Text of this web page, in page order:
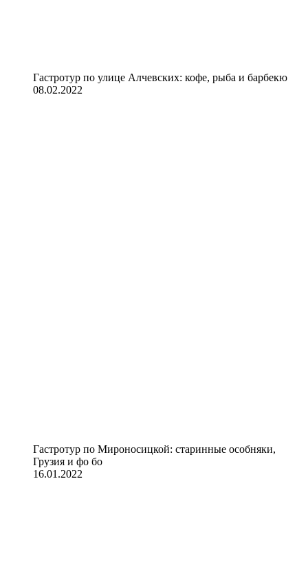
Гастротур по улице Алчевских: кофе, рыба и барбекю
08.02.2022
Гастротур по Мироносицкой: старинные особняки,
Грузия и фо бо
16.01.2022